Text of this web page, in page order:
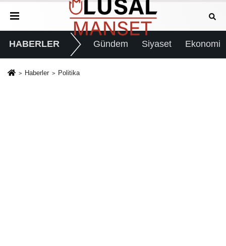
HABERLER Gündem Siyaset Ekonomi
Haberler Politika